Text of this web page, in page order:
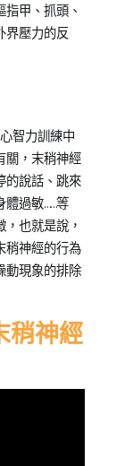
甲、抓頭、
界壓力的反
智力訓練中
關，末稍神經
的說話、跳來
體過敏……等
也就是說，
稍神經的行為
動現象的排除
稍神經